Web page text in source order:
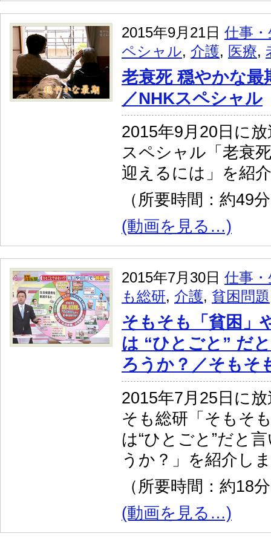
2015年9月21日 仕事
ペシャル, 介護, 医療,
老衰死 穏やかな最
／NHKスペシャル
2015年9月20日に
スペシャル「老衰
迎えるには」を紹
（所要時間：約49
(動画を見る…)
2015年7月30日 仕事
も総研, 介護, 貧困問題
そもそも「貧困」
は “ひとごと” だ
ろうか？／そもそ
2015年7月25日に
そも総研「そもそ
は“ひとごと”だと
うか？」を紹介し
（所要時間：約18
(動画を見る…)